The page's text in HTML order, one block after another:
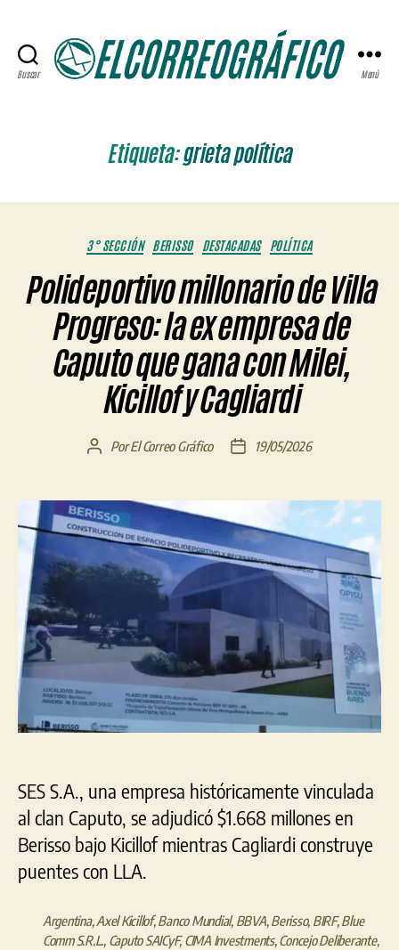
Buscar Menú
Etiqueta:grieta política
Categorías
3° SECCIÓN BERISSO DESTACADAS POLÍTICA
Polideportivo millonario de Villa
Progreso: la ex empresa de
Caputo que gana con Milei,
Kicillof y Cagliardi
Autor
entrada
PorEl Correo Gráfico
Fecha
entrada
19/05/2026
SES S.A., una empresa históricamente vinculada
al clan Caputo, se adjudicó $1.668 millones en
Berisso bajo Kicillof mientras Cagliardi construye
puentes con LLA.
Argentina, Axel Kicillof,Banco Mundial, BBVA, Berisso, BIRF,Blue
Comm S.R.L.
Caputo SAICyF,CIMA Investments, Concejo Deliberante,